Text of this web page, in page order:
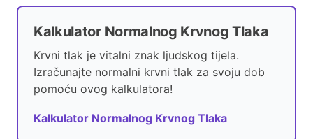
Kalkulator Normalnog Krvnog Tlaka
Krvni tlak je vitalni znak ljudskog tijela.
Izračunajte normalni krvni tlak za svoju dob
pomoću ovog kalkulatora!
Kalkulator Normalnog Krvnog Tlaka